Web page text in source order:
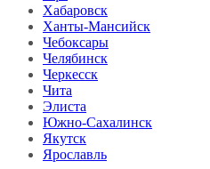
Хабаровск
Ханты-Мансийск
Чебоксары
Челябинск
Черкесск
Чита
Элиста
Южно-Сахалинск
Якутск
Ярославль